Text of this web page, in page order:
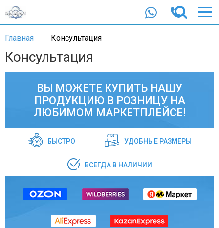
Главная Консультация
Консультация
ВЫ МОЖЕТЕ КУПИТЬ НАШУ
ПРОДУКЦИЮ В РОЗНИЦУ НА
ЛЮБИМОМ МАРКЕТПЛЕЙСЕ!
БЫСТРО УДОБНЫЕ РАЗМЕРЫ
ВСЕГДА В НАЛИЧИИ